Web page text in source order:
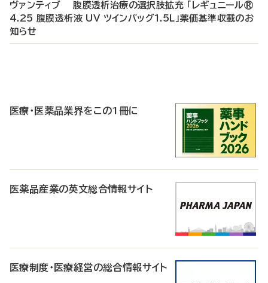
ヴァンティブ 腹膜透析治療の選択肢拡充 「レギュニール®
4.25 腹膜透析液 UV ツインバッグ1.5L」薬価基準収載のお
知らせ
医療・医薬品業界をこの1冊に
医薬品産業の英文総合情報サイト
医療制度・医療経営の総合情報サイト